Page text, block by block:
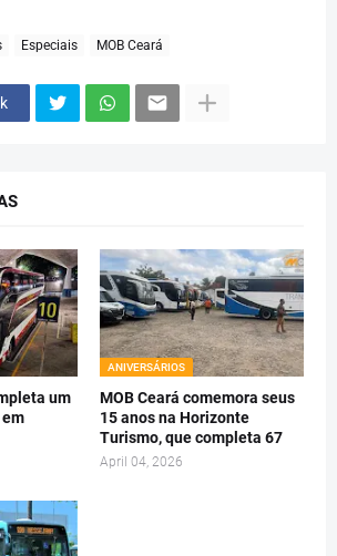
Especiais MOB Ceará
um
ANIVERSÁRIOS
MOB Ceará comemora seus
15 anos na Horizonte
Turismo, que completa 67
April 04, 2026